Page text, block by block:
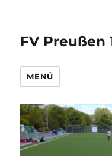
FV Preußen
MENÜ